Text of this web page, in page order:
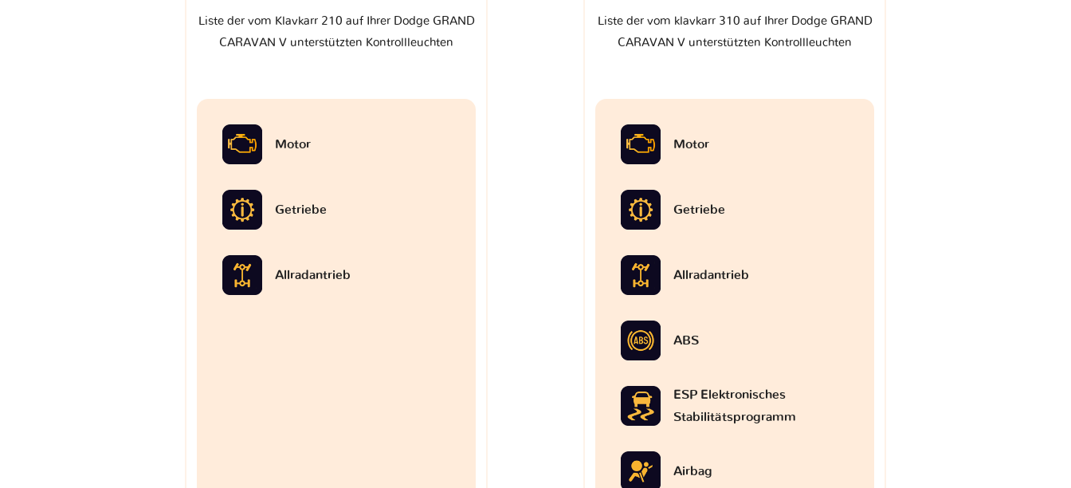
Liste der vom Klavkarr 210 auf Ihrer Dodge GRAND
CARAVAN V unterstützten Kontrollleuchten
Motor
Getriebe
Allradantrieb
Liste der vom klavkarr 310 auf Ihrer Dodge GRAND
CARAVAN V unterstützten Kontrollleuchten
Motor
Getriebe
Allradantrieb
ABS
ESP Elektronisches
Stabilitätsprogramm
Airbag